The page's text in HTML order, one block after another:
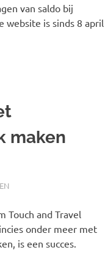
van saldo bij
website is sinds 8 april
maken
Touch and Travel
onder meer met
is een succes.